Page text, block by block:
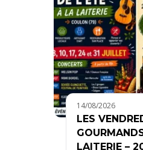
14/08/2026
LES
LAITERIE –